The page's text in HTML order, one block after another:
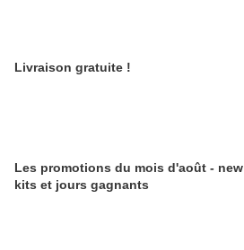
Livraison gratuite !
Les promotions du mois d'août - new
kits et jours gagnants